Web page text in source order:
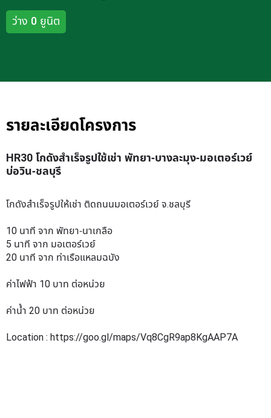
ว่าง 0 ยูนิต
รายละเอียดโครงการ
HR30 โกดังสำเร็จรูปใช้เช่า พัทยา-บางละมุง-มอเตอร์เวย์
บ่อวิน-ชลบุรี
โกดังสำเร็จรูปให้เช่า ติดถนนมอเตอร์เวย์ จ.ชลบุรี
10 นาที จาก พัทยา-นาเกลือ
5 นาที จาก มอเตอร์เวย์
20 นาที จาก ท่าเรือแหลมฉบัง
ค่าไฟฟ้า 10 บาท ต่อหน่วย
ค่าน้ำ 20 บาท ต่อหน่วย
Location : https://goo.gl/maps/Vq8CgR9ap8KgAAP7A